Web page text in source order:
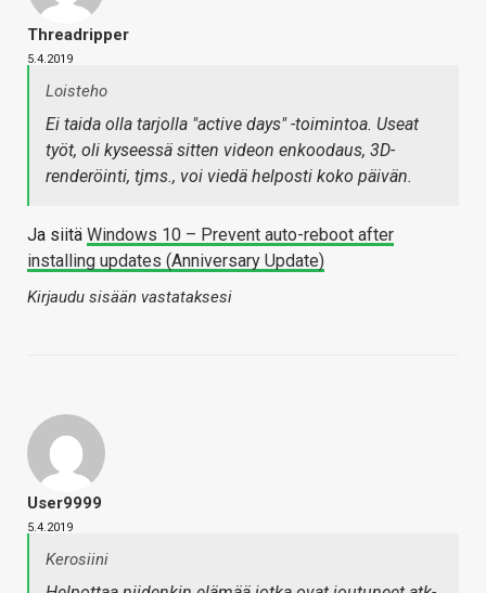
Threadripper
5.4.2019
Loisteho
Ei taida olla tarjolla "active days" -toimintoa. Useat
työt, oli kyseessä sitten videon enkoodaus, 3D-
renderöinti, tjms., voi viedä helposti koko päivän.
Ja siitä Windows 10 – Prevent auto-reboot after
installing updates (Anniversary Update)
Kirjaudu sisään vastataksesi
User9999
5.4.2019
Kerosiini